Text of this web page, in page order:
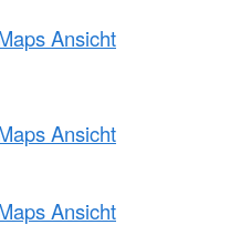
Ansicht
Ansicht
Ansicht